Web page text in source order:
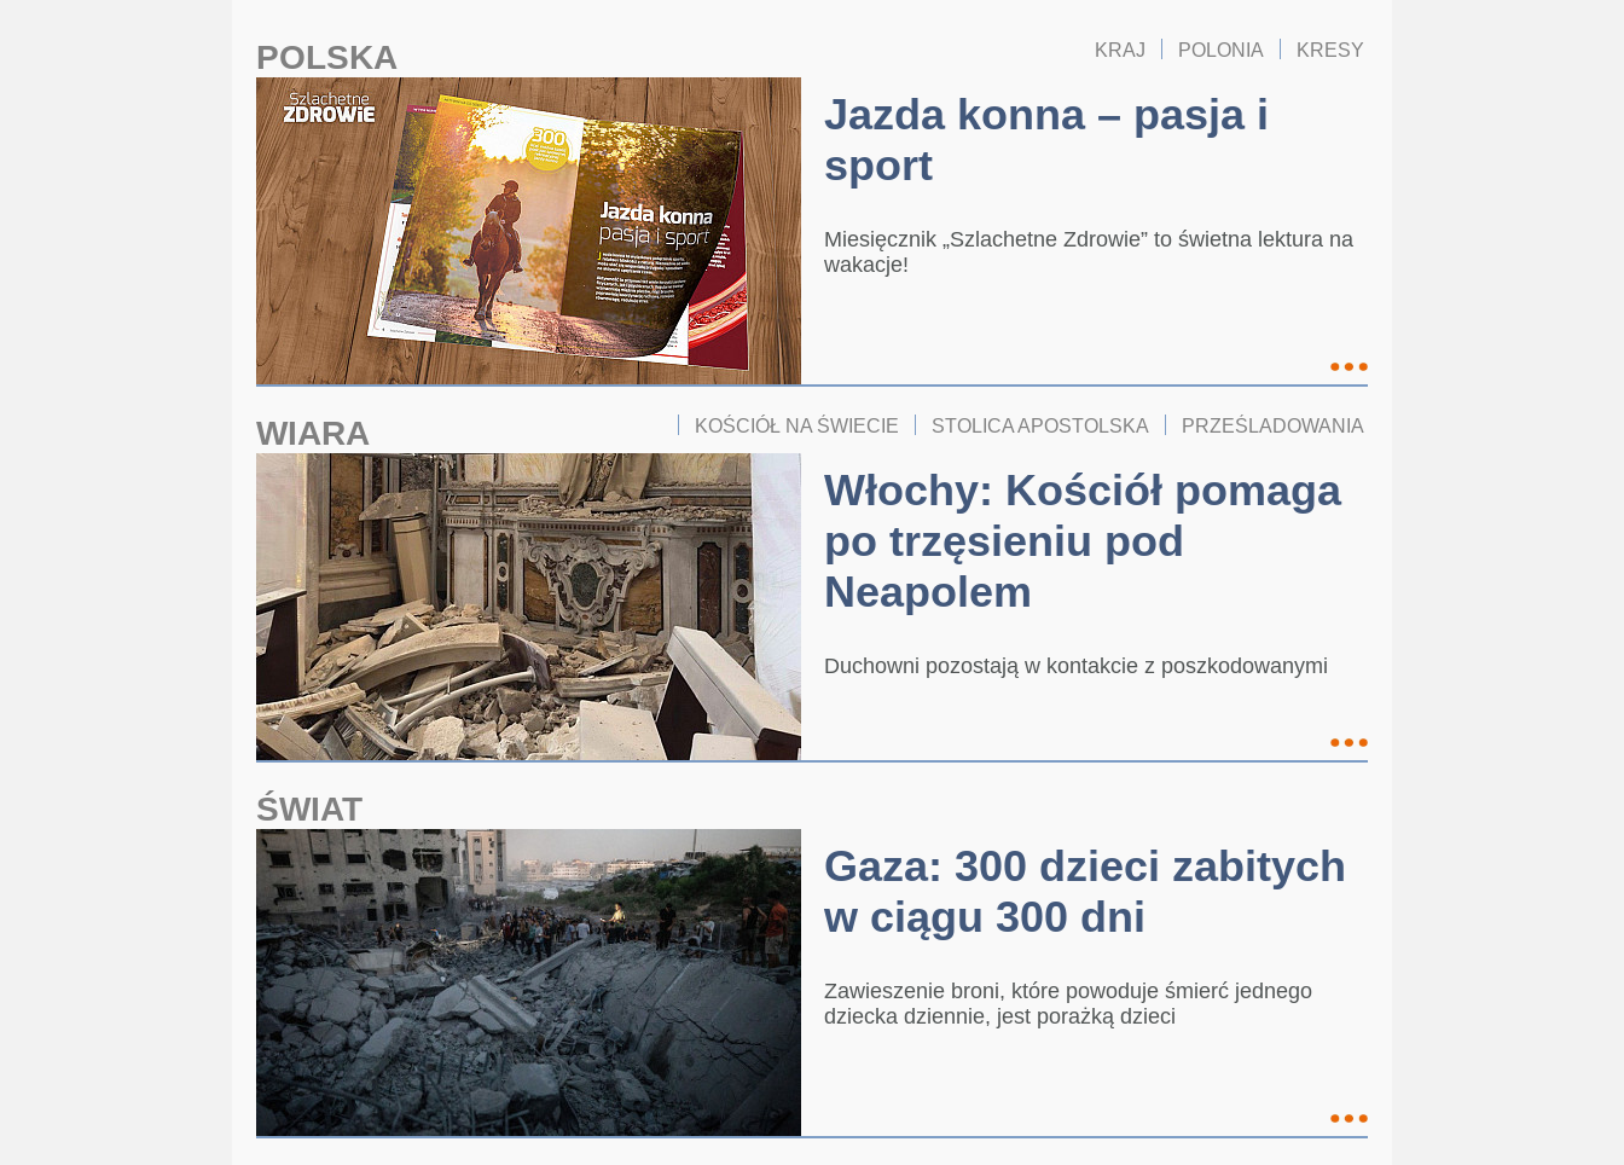
POLSKA KRESY
POLONIA
KRAJ
Jazda konna – pasja i
sport
Miesięcznik „Szlachetne Zdrowie” to świetna lektura na
wakacje!
WIARA PRZEŚLADOWANIA
STOLICA APOSTOLSKA
KOŚCIÓŁ NA ŚWIECIE
Włochy: Kościół pomaga
po trzęsieniu pod
Neapolem
Duchowni pozostają w kontakcie z poszkodowanymi
ŚWIAT
Gaza: 300 dzieci zabitych
w ciągu 300 dni
Zawieszenie broni, które powoduje śmierć jednego
dziecka dziennie, jest porażką dzieci